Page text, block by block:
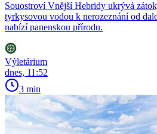
Souostroví Vnější Hebridy ukrývá
tyrkysovou vodou k nerozeznání od
nabízí panenskou přírodu.
Výletárium
dnes, 11:52
3 min